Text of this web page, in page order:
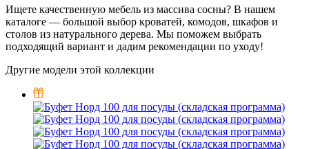
Ищете качественную мебель из массива сосны? В нашем
каталоге — большой выбор кроватей, комодов, шкафов и
столов из натурального дерева. Мы поможем выбрать
подходящий вариант и дадим рекомендации по уходу!
Другие модели этой коллекции